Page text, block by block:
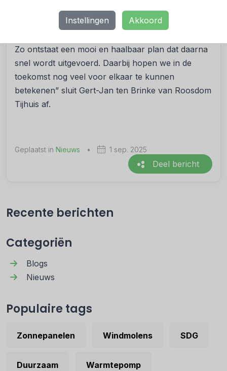
Instellingen Akkoord
“Wij zien dit traject als een goed voorbeeld van hoe
Zo ontstaat een mooi en haalbaar plan dat daarna
snel wordt uitgevoerd. Daarbij hopen we in de
toekomst nog veel voor elkaar te kunnen
betekenen” sluit Gert-Jan ten Brinke van Roosdom
Tijhuis af.
Geplaatst in Nieuws • 1 sep. 2025
Deel bericht
Recente berichten
Categoriën
Blogs
Nieuws
Populaire tags
Zonnepanelen Windmolens SDG
Duurzaam Warmtepomp